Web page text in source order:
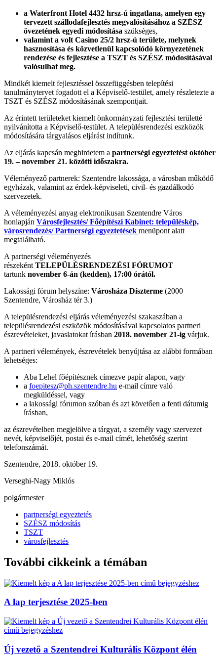
a Waterfront Hotel 4432 hrsz-ú ingatlana, amelyen egy
tervezett szállodafejlesztés megvalósításához a SZÉSZ
övezetének egyedi módosítása szükséges,
valamint a volt Casino 25/2 hrsz-ú területe, melynek
hasznosítása és közvetlenül kapcsolódó környezetének
rendezése és fejlesztése a TSZT és SZÉSZ módosításával
valósulhat meg.
Mindkét kiemelt fejlesztéssel összefüggésben telepítési
tanulmánytervet fogadott el a Képviselő-testület, amely részletezte a
TSZT és SZÉSZ módosításának szempontjait.
Az érintett területeket kiemelt önkormányzati fejlesztési területté
nyilvánította a Képviselő-testület. A településrendezési eszközök
módosítására tárgyalásos eljárást indítunk.
Az eljárás kapcsán meghirdetem a partnerségi egyeztetést október
19. – november 21. közötti időszakra.
Véleményező partnerek: Szentendre lakossága, a városban működő
egyházak, valamint az érdek-képviseleti, civil- és gazdálkodó
szervezetek.
A véleményezési anyag elektronikusan Szentendre Város
honlapján Városfejlesztés/ Főépítészi Kabinet: településkép,
városrendezés/ Partnerségi egyeztetések menüpont alatt
megtalálható.
A partnerségi véleményezés
részeként TELEPÜLÉSRENDEZÉSI FÓRUMOT
tartunk november 6-án (kedden), 17:00 órától.
Lakossági fórum helyszíne: Városháza Díszterme (2000
Szentendre, Városház tér 3.)
A településrendezési eljárás véleményezési szakaszában a
településrendezési eszközök módosításával kapcsolatos partneri
észrevételeket, javaslatokat írásban 2018. november 21-ig várjuk.
A partneri vélemények, észrevételek benyújtása az alábbi formában
lehetséges:
Aba Lehel főépítésznek címezve papír alapon, vagy
a foepitesz@ph.szentendre.hu e-mail címre való
megküldéssel, vagy
a lakossági fórumon szóban és azt követően a fenti dátumig
írásban,
az észrevételben megjelölve a tárgyat, a személy vagy szervezet
nevét, képviselőjét, postai és e-mail címét, lehetőség szerint
telefonszámát.
Szentendre, 2018. október 19.
Verseghi-Nagy Miklós
polgármester
partnerségi egyeztetés
SZÉSZ módosítás
TSZT
városfejlesztés
További cikkeink a témában
A lap terjesztése 2025-ben
Új vezető a Szentendrei Kulturális Központ élén